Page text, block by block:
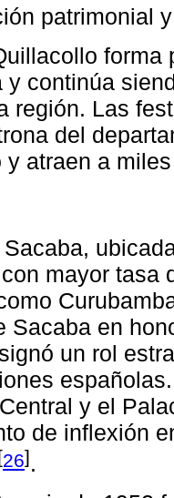
patrimonial
forma
y continúa
región. Las
del
y atraen a
mayor tasa
Sacaba en
un rol
y el
de inflexión
26].